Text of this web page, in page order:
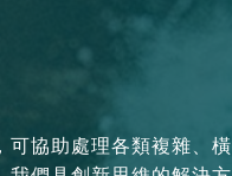
可協助處理各類複雜、橫